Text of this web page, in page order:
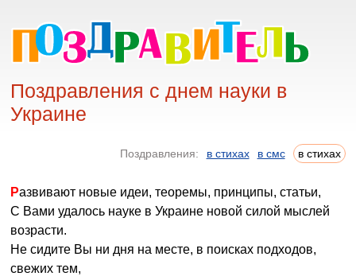
Поздравления с днем науки в
Украине
Поздравления: в стихах в смс в стихах
Развивают новые идеи, теоремы, принципы, статьи,
С Вами удалось науке в Украине новой силой мыслей
возрасти.
Не сидите Вы ни дня на месте, в поисках подходов,
свежих тем,